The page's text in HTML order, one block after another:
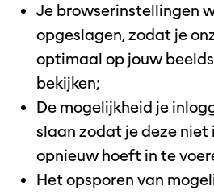
Je browserinstellingen
opgeslagen, zodat je
optimaal op jouw
bekijken;
De mogelijkheid je
slaan zodat je deze niet
opnieuw hoeft in te
Het opsporen van